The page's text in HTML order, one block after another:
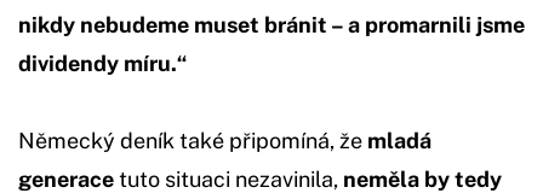
nikdy nebudeme muset bránit – a promarnili jsme
dividendy míru.“
Německý deník také připomíná, že mladá
generacetuto situaci nezavinila, neměla by tedy